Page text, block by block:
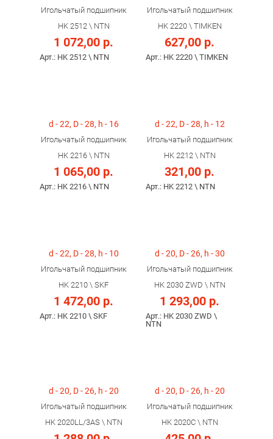
Игольчатый подшипник
HK 2512 \ NTN
1 072,00 р.
Арт.: HK 2512 \ NTN
Игольчатый подшипник
HK 2220 \ TIMKEN
627,00 р.
Арт.: HK 2220 \ TIMKEN
d - 22, D - 28, h - 16
Игольчатый подшипник
HK 2216 \ NTN
1 065,00 р.
Арт.: HK 2216 \ NTN
d - 22, D - 28, h - 12
Игольчатый подшипник
HK 2212 \ NTN
321,00 р.
Арт.: HK 2212 \ NTN
d - 22, D - 28, h - 10
Игольчатый подшипник
HK 2210 \ SKF
1 472,00 р.
Арт.: HK 2210 \ SKF
d - 20, D - 26, h - 30
Игольчатый подшипник
HK 2030 ZWD \ NTN
1 293,00 р.
Арт.: HK 2030 ZWD \
NTN
d - 20, D - 26, h - 20
Игольчатый подшипник
HK 2020LL/3AS \ NTN
d - 20, D - 26, h - 20
Игольчатый подшипник
HK 2020C \ NTN